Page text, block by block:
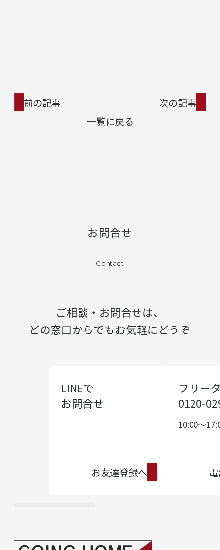
前の記事
一覧に戻る
次の記事
お問合せ
Contact
ご相談・お問合せは、
どの窓口からでもお気軽にどうぞ
LINEで
お問合せ
お友達登録へ
フリー
0120-
10:00〜